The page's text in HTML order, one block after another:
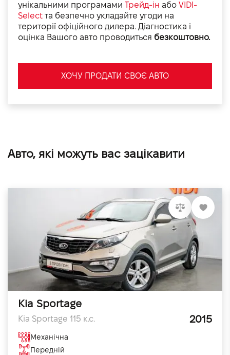
унікальними програмами Трейд-ін або VIDI-
Select та безпечно укладайте угоди на
території офіційного дилера. Діагностика і
оцінка Вашого авто проводиться безкоштовно.
ХОЧУ ПРОДАТИ СВОЄ АВТО
Авто, які можуть вас зацікавити
Kia Sportage
Kia Sportage 115 к.с. 2015
Механічна
Передній